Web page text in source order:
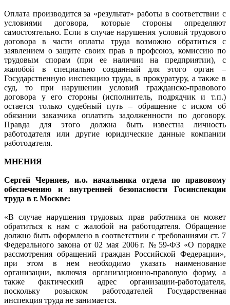
Оплата производится за «результат» работы в соответствии с
условиями договора, которые стороны определяют
самостоятельно. Если в случае нарушения условий трудового
договора в части оплаты труда возможно обратиться с
заявлением о защите своих прав в профсоюз, комиссию по
трудовым спорам (при ее наличии на предприятии), с
жалобой в специально созданный для этого орган –
Государственную инспекцию труда, в прокуратуру, а также в
суд, то при нарушении условий гражданско-правового
договора у его стороны (исполнитель, подрядчик и т. п.)
остается только судебный путь – обращение с иском об
обязании заказчика оплатить задолженности по договору.
Правда для этого должна быть известна личность
работодателя или другие юридические данные компании
работодателя.
МНЕНИЯ
Сергей Черняев, и. о. начальника отдела по правовому
обеспечению и внутренней безопасности Госинспекции
труда в г. Москве:
«В случае нарушения трудовых прав работника он может
обратиться к нам с жалобой на работодателя. Обращение
должно быть оформлено в соответствии с требованиями ст. 7
Федерального закона от 02 мая 2006 г. № 59-ФЗ «О порядке
рассмотрения обращений граждан Российской Федерации»,
при этом в нем необходимо указать наименование
организации, включая организационно-правовую форму, а
также фактический адрес организации-работодателя,
поскольку розыском работодателей Государственная
инспекция труда не занимается.